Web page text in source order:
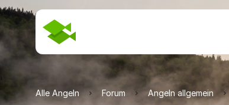
Alle Angeln Forum Angeln allgemein